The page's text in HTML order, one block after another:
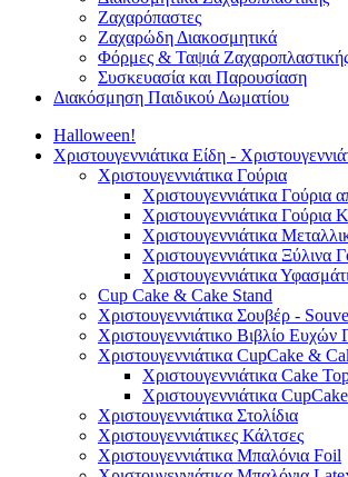
Ζαχαρόπαστες
Ζαχαρώδη Διακοσμητικά
Φόρμες & Ταψιά
Συσκευασία και Παρουσίαση
Διακόσμηση Παιδικού Δωματίου
Halloween!
Χριστουγεννιάτικα Είδη -
Χριστουγεννιάτικα Γούρια
Χριστουγεννιάτικα Γούρια
Χριστουγεννιάτικα Γούρια
Χριστουγεννιάτικα
Χριστουγεννιάτικα Ξύλινα
Χριστουγεννιάτικα
Cup Cake & Cake Stand
Χριστουγεννιάτικα Σουβέρ -
Χριστουγεννιάτικο Βιβλίο Ευχών
Χριστουγεννιάτικα CupCake &
Χριστουγεννιάτικα Cake
Χριστουγεννιάτικα
Χριστουγεννιάτικα Στολίδια
Χριστουγεννιάτικες Κάλτσες
Χριστουγεννιάτικα Μπαλόνια Foil